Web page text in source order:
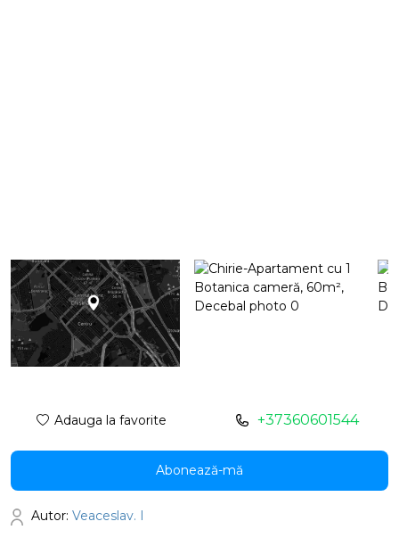
Adauga la favorite +37360601544
Abonează-mă
Autor: Veaceslav. I